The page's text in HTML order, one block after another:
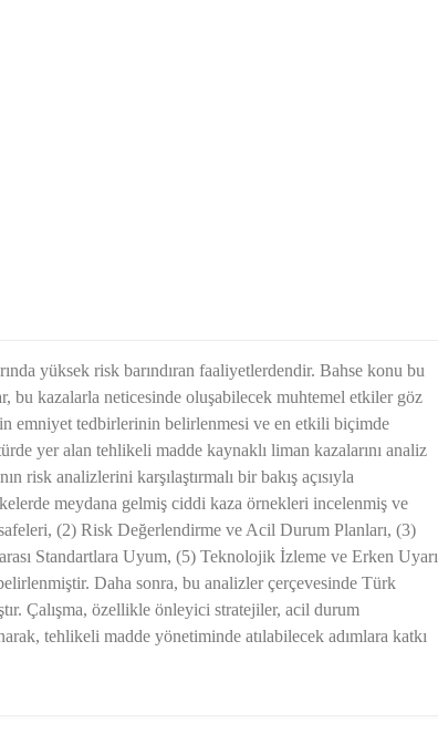
yüksek risk barındıran faaliyetlerdendir. Bahse konu bu
bu kazalarla neticesinde oluşabilecek muhtemel etkiler göz
emniyet tedbirlerinin belirlenmesi ve en etkili biçimde
yer alan tehlikeli madde kaynaklı liman kazalarını analiz
risk analizlerini karşılaştırmalı bir bakış açısıyla
meydana gelmiş ciddi kaza örnekleri incelenmiş ve
(2) Risk Değerlendirme ve Acil Durum Planları, (3)
Standartlara Uyum, (5) Teknolojik İzleme ve Erken Uyarı
Daha sonra, bu analizler çerçevesinde Türk
Çalışma, özellikle önleyici stratejiler, acil durum
tehlikeli madde yönetiminde atılabilecek adımlara katkı